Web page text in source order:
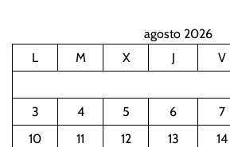
g
i
agosto 2026
L
M X J V
3
4 5 6 7
10
11 12 13 14